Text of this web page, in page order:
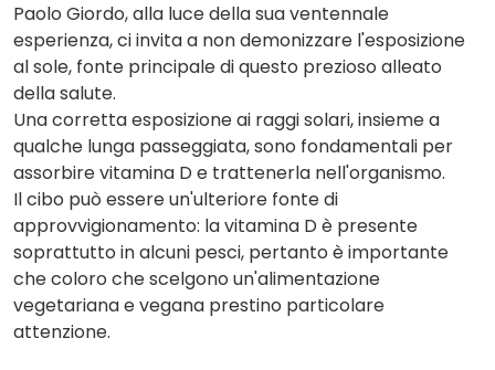
Paolo Giordo, alla luce della sua ventennale
esperienza, ci invita a non demonizzare l'esposizione
al sole, fonte principale di questo prezioso alleato
della salute.
Una corretta esposizione ai raggi solari, insieme a
qualche lunga passeggiata, sono fondamentali per
assorbire vitamina D e trattenerla nell'organismo.
Il cibo può essere un'ulteriore fonte di
approvvigionamento: la vitamina D è presente
soprattutto in alcuni pesci, pertanto è importante
che coloro che scelgono un'alimentazione
vegetariana e vegana prestino particolare
attenzione.